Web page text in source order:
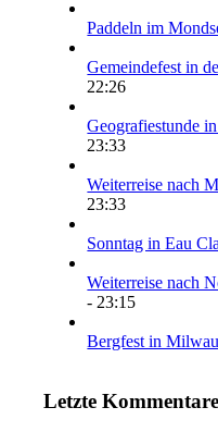
Paddeln im
Gemeindefest in
22:26
Geografiestunde
23:33
Weiterreise nach
23:33
Sonntag in Eau
Weiterreise nach
- 23:15
Bergfest in
Letzte Kommentare